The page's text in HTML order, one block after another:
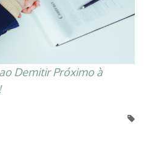
Demitir Próximo à